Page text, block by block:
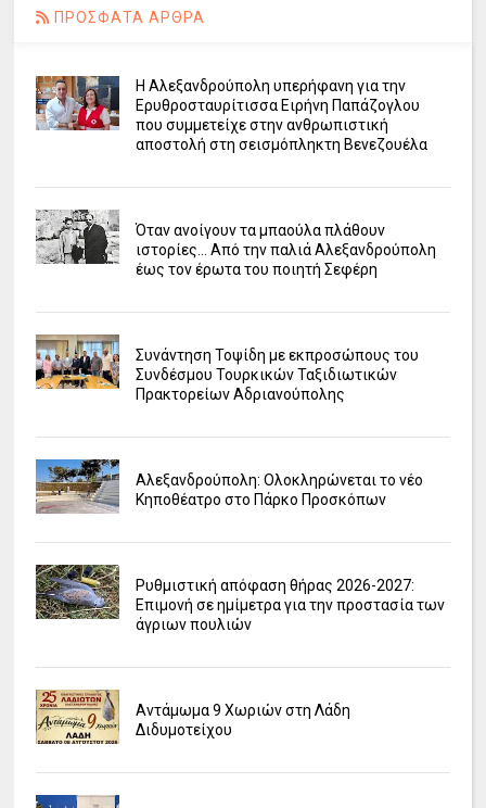
ΠΡΟΣΦΑΤΑ ΑΡΘΡΑ
Η Αλεξανδρούπολη υπερήφανη για την
Ερυθροσταυρίτισσα Ειρήνη Παπάζογλου
που συμμετείχε στην ανθρωπιστική
αποστολή στη σεισμόπληκτη Βενεζουέλα
Όταν ανοίγουν τα μπαούλα πλάθουν
ιστορίες... Από την παλιά Αλεξανδρούπολη
έως τον έρωτα του ποιητή Σεφέρη
Συνάντηση Τοψίδη με εκπροσώπους του
Συνδέσμου Τουρκικών Ταξιδιωτικών
Πρακτορείων Αδριανούπολης
Αλεξανδρούπολη: Ολοκληρώνεται το νέο
Κηποθέατρο στο Πάρκο Προσκόπων
Ρυθμιστική απόφαση θήρας 2026-2027:
Επιμονή σε ημίμετρα για την προστασία των
άγριων πουλιών
Αντάμωμα 9 Χωριών στη Λάδη
Διδυμοτείχου